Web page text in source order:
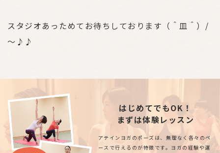
スタジオあっためてお待ちしております（＾皿＾）/
～♪♪
はじめてでもOK！
まずは体験レッスン
アテインヨガのポーズは、無理なく各々のペ
ースで行えるのが特徴です。ヨガの経験や運